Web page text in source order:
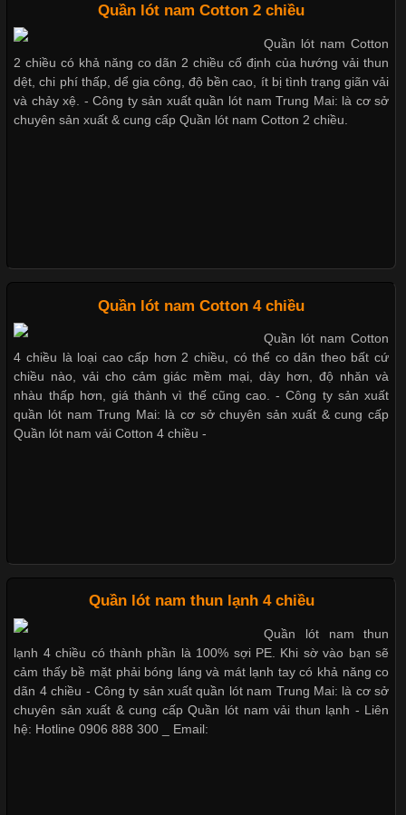
Chất Liệu Lycra Có Gì Đặc Biệt Trong Ngành Thời Trang?
Cập nhật 2026-05-27 17:03:46
Vải Lycra Là Gì? Chất Liệu Co Giãn Được Ưa Chuộng Trong
Chất Liệu Bamboo Xu Hướng Mới Trong Ngành Thời Trang
Cập nhật 2026-05-21 14:59:25
Trong những năm gần đây, vải Bamboo đang trở thành một
trong những chất liệu được yêu thích trong ngành thời trang
nhờ đặc tính mềm mại, thoáng khí và thân thiện với môi trường.
Không chỉ được ứng dụng trong quần áo thường ngày, loại vải
Cập nhật 2026-05-20 14:58:56
Vải thun là một trong những chất liệu được sử dụng rộng rãi
nhất trong ngành thời trang nhờ đặc tính co giãn, mềm mại và
thoải mái khi mặc. Từ áo thun, đồ thể thao cho đến đồ lót nam,
vải thun luôn đóng vai trò quan trọng trong quá trình sản xuất.
Hiện nay, nhu cầu tìm kiếm quần lót nam giá
Xu hướng thời trang trẻ và quần lót nam giá sỉ
Những mẩu quần lót nam thông dụng hiện nay
Bộ sưu tập quần lót nam Boxer TpHCM
Quần lót nam boxer thun lạnh
Quần lót nam Cotton 2 chiều
Quần lót nam Cotton
2 chiều có khả năng co dãn 2 chiều cố định của hướng vải thun
dệt, chi phí thấp, dể gia công, độ bền cao, ít bị tình trạng giãn vải
và chảy xệ. - Công ty sản xuất quần lót nam Trung Mai: là cơ sở
chuyên sản xuất & cung cấp Quần lót nam Cotton 2 chiều.
Quần lót nam Cotton 4 chiều
Quần lót nam Cotton
4 chiều là loại cao cấp hơn 2 chiều, có thể co dãn theo bất cứ
chiều nào, vải cho cảm giác mềm mại, dày hơn, độ nhăn và
nhàu thấp hơn, giá thành vì thế cũng cao. - Công ty sản xuất
quần lót nam Trung Mai: là cơ sở chuyên sản xuất & cung cấp
Quần lót nam vải Cotton 4 chiều -
Quần lót nam thun lạnh 4 chiều
Quần lót nam thun
lạnh 4 chiều có thành phần là 100% sợi PE. Khi sờ vào bạn sẽ
cảm thấy bề mặt phải bóng láng và mát lạnh tay có khả năng co
dãn 4 chiều - Công ty sản xuất quần lót nam Trung Mai: là cơ sở
chuyên sản xuất & cung cấp Quần lót nam vải thun lạnh - Liên
hệ: Hotline 0906 888 300 _ Email: